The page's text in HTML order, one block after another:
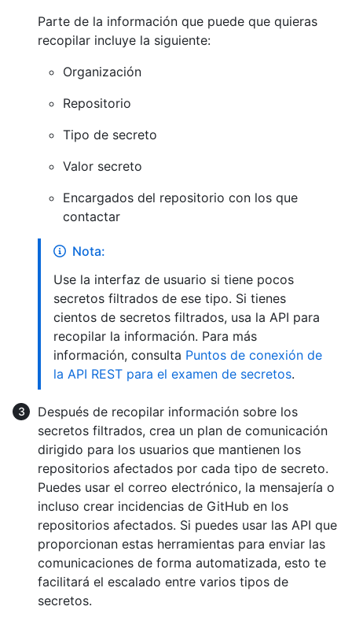
Parte de la información que puede que quieras
recopilar incluye la siguiente:
Organización
Repositorio
Tipo de secreto
Valor secreto
Encargados del repositorio con los que
contactar
Nota:
Use la interfaz de usuario si tiene pocos
secretos filtrados de ese tipo. Si tienes
cientos de secretos filtrados, usa la API para
recopilar la información. Para más
información, consulta Puntos de conexión de
la API REST para el examen de secretos.
Después de recopilar información sobre los
secretos filtrados, crea un plan de comunicación
dirigido para los usuarios que mantienen los
repositorios afectados por cada tipo de secreto.
Puedes usar el correo electrónico, la mensajería o
incluso crear incidencias de GitHub en los
repositorios afectados. Si puedes usar las API que
proporcionan estas herramientas para enviar las
comunicaciones de forma automatizada, esto te
facilitará el escalado entre varios tipos de
secretos.